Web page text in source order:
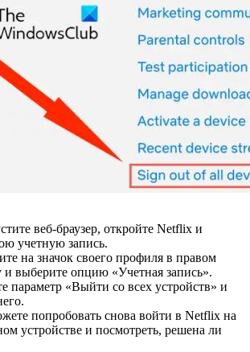
веб-браузер, откройте Netflix и
учетную запись.
на значок своего профиля в правом
и выберите опцию «Учетная запись».
параметр «Выйти со всех устройств» и
попробовать снова войти в Netflix на
устройстве и посмотреть, решена ли